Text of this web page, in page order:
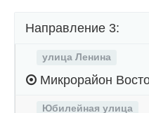
Направление 3:
улица Ленина
Микрорайон
Юбилейная улица